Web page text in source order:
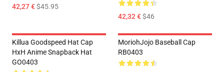
42,27 €$45.95
42,32 €$46
Killua Goodspeed Hat Cap
HxH Anime Snapback Hat
GO0403
MoriohJojo Baseball Cap
RB0403